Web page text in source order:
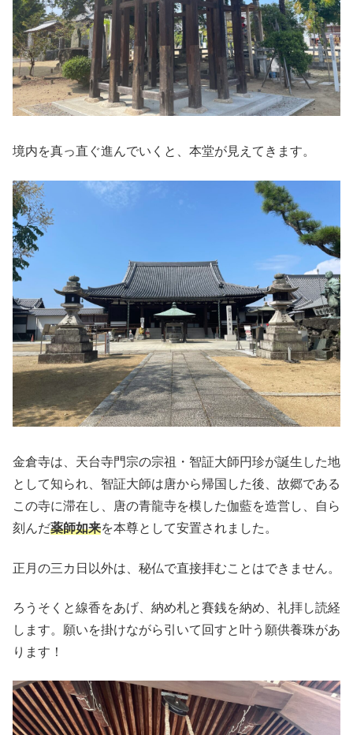
境内を真っ直ぐ進んでいくと、本堂が見えてきます。
金倉寺は、天台寺門宗の宗祖・智証大師円珍が誕生した地
として知られ、智証大師は唐から帰国した後、故郷である
この寺に滞在し、唐の青龍寺を模した伽藍を造営し、自ら
刻んだ薬師如来を本尊として安置されました。
正月の三カ日以外は、秘仏で直接拝むことはできません。
ろうそくと線香をあげ、納め札と賽銭を納め、礼拝し読経
します。願いを掛けながら引いて回すと叶う願供養珠があ
ります！